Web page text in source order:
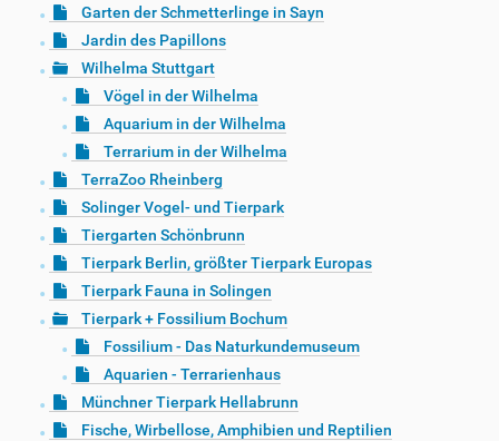
Garten der Schmetterlinge in Sayn
Jardin des Papillons
Wilhelma Stuttgart
Vögel in der Wilhelma
Aquarium in der Wilhelma
Terrarium in der Wilhelma
TerraZoo Rheinberg
Solinger Vogel- und Tierpark
Tiergarten Schönbrunn
Tierpark Berlin, größter Tierpark Europas
Tierpark Fauna in Solingen
Tierpark + Fossilium Bochum
Fossilium - Das Naturkundemuseum
Aquarien - Terrarienhaus
Münchner Tierpark Hellabrunn
Fische, Wirbellose, Amphibien und Reptilien